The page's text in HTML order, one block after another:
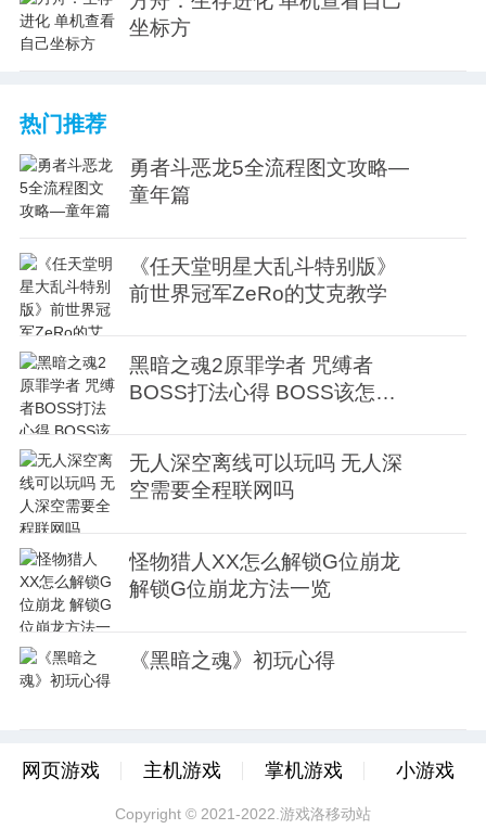
坐标方
热门推荐
勇者斗恶龙5全流程图文攻略—
童年篇
《任天堂明星大乱斗特别版》
前世界冠军ZeRo的艾克教学
黑暗之魂2原罪学者 咒缚者
BOSS打法心得 BOSS该怎么
无人深空离线可以玩吗 无人深
空需要全程联网吗
怪物猎人XX怎么解锁G位崩龙
解锁G位崩龙方法一览
《黑暗之魂》初玩心得
网页游戏 主机游戏 掌机游戏 小游戏
Copyright © 2021-2022.游戏洛移动站